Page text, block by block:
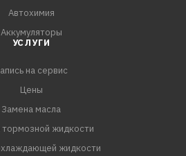
Автохимия
Аккумуляторы
УСЛУГИ
на сервис
Цены
Замена масла
тормозной жидкости
жидкости